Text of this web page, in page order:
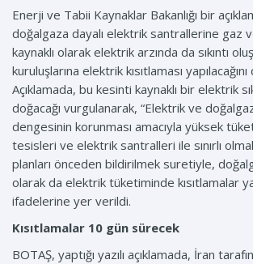
Enerji ve Tabii Kaynaklar Bakanlığı bir
doğalgaza dayalı elektrik santrallerine gaz
kaynaklı olarak elektrik arzında da sıkıntı
kuruluşlarına elektrik kısıtlaması
Açıklamada, bu kesinti kaynaklı bir elektrik
doğacağı vurgulanarak, “Elektrik ve
dengesinin korunması amacıyla yüksek
tesisleri ve elektrik santralleri ile sınırlı
planları önceden bildirilmek suretiyle,
olarak da elektrik tüketiminde kısıtlamalar
ifadelerine yer verildi.
Kısıtlamalar 10 gün sürecek
BOTAŞ, yaptığı yazılı açıklamada, İran